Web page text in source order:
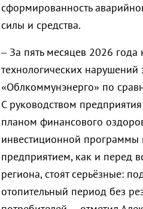
сформированность
силы и средства.
– За пять месяцев 2026 года
технологических нарушений
«Облкоммунэнерго» по
С руководством
планом финансового
инвестиционной программы
предприятием, как и перед
региона, стоят серьёзные:
отопительный период без